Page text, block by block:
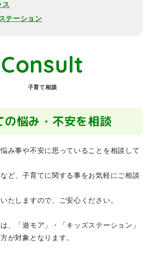
ス
テーション
Consult
子育て相談
の悩み・不安を相談
み事や不安に思っていることを相談して
ど、子育てに関する事をお気軽にご相談
たしますので、ご安心ください。
、「遊モア」・「キッズステーション」
が対象となります。